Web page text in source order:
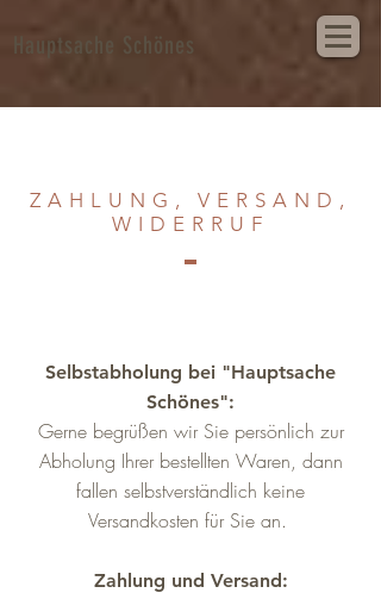
Hauptsache Schönes
ZAHLUNG, VERSAND,
WIDERRUF
Selbstabholung bei "Hauptsache
Schönes":
Gerne begrüßen wir Sie persönlich zur
Abholung Ihrer bestellten Waren, dann
fallen selbstverständlich keine
Versandkosten für Sie an.
Zahlung und Versand: